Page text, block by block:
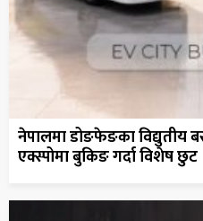
नेपालमा डोङफेङका विद्युतीय
एक्स्पोमा बुकिङ गर्दा विशेष छुट